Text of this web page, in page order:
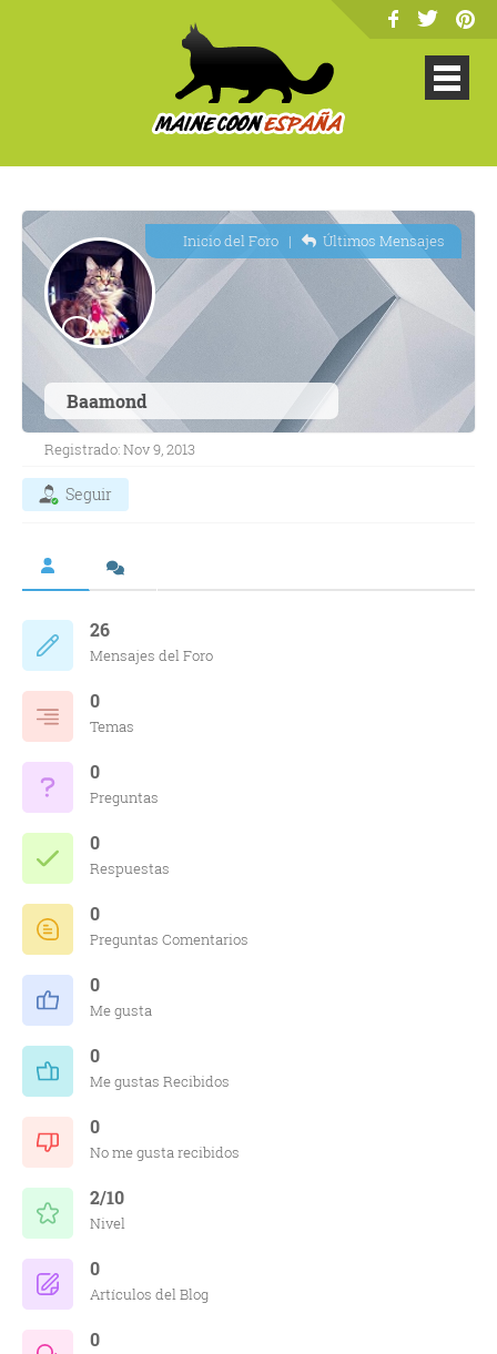
Baamond
Inicio del Foro| Últimos Mensajes
Registrado: Nov 9, 2013
Seguir
26
Mensajes del Foro
0
Temas
0
Preguntas
0
Respuestas
0
Preguntas Comentarios
0
Me gusta
0
Me gustas Recibidos
0
No me gusta recibidos
2/10
Nivel
0
Artículos del Blog
0